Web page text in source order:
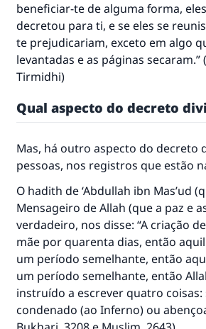
beneficiar-te de alguma forma,
decretou para ti, e se eles se
te prejudicariam, exceto em algo
levantadas e as páginas
Tirmidhi)
Qual aspecto do decreto
Mas, há outro aspecto do decreto
pessoas, nos registros que estão
O hadith de ‘Abdullah ibn Mas’ud
Mensageiro de Allah (que a paz e
verdadeiro, nos disse: “A criação
mãe por quarenta dias, então
um período semelhante, então
um período semelhante, então
instruído a escrever quatro coisas:
condenado (ao Inferno) ou